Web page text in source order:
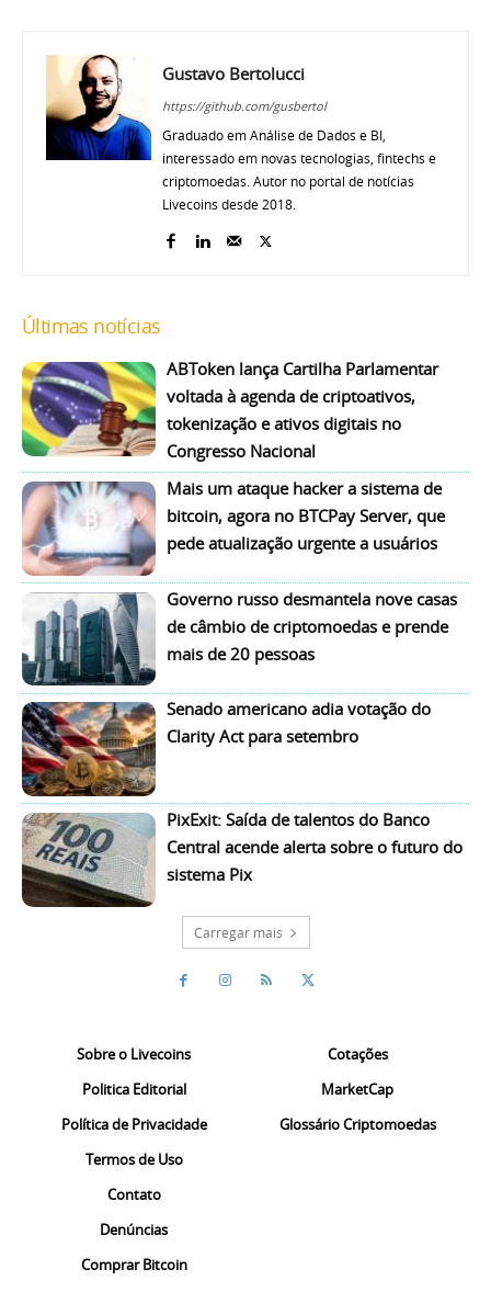
Gustavo Bertolucci
https://github.com/gusbertol
Graduado em Análise de Dados e BI,
interessado em novas tecnologias, fintechs e
criptomoedas. Autor no portal de notícias
Livecoins desde 2018.
Últimas notícias
ABToken lança Cartilha Parlamentar
voltada à agenda de criptoativos,
tokenização e ativos digitais no
Congresso Nacional
Mais um ataque hacker a sistema de
bitcoin, agora no BTCPay Server, que
pede atualização urgente a usuários
Governo russo desmantela nove casas
de câmbio de criptomoedas e prende
mais de 20 pessoas
Senado americano adia votação do
Clarity Act para setembro
PixExit: Saída de talentos do Banco
Central acende alerta sobre o futuro do
sistema Pix
Carregar mais
Sobre o Livecoins
Politica Editorial
Política de Privacidade
Termos de Uso
Contato
Denúncias
Comprar Bitcoin
Cotações
MarketCap
Glossário Criptomoedas